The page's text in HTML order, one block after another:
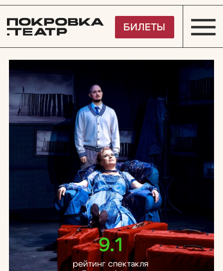
БИЛЕТЫ
вишневый
Антон Чехов
КЛАССИКА ТЕАТРА
рейтинг спектакля
Яндекс.Афиша
9.1